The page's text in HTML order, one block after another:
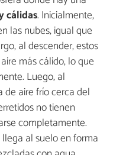
cálidas. Inicialmente,
las nubes, igual que
al descender, estos
más cálido, lo que
Luego, al
aire frío cerca del
no tienen
completamente.
al suelo en forma